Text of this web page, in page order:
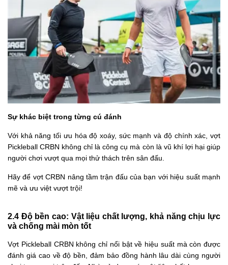
Sự khác biệt trong từng cú đánh
Với khả năng tối ưu hóa độ xoáy, sức mạnh và độ chính xác, vợt
Pickleball CRBN không chỉ là công cụ mà còn là vũ khí lợi hại giúp
người chơi vượt qua mọi thử thách trên sân đấu.
Hãy để vợt CRBN nâng tầm trận đấu của bạn với hiệu suất mạnh
mẽ và ưu việt vượt trội!
2.4 Độ bền cao: Vật liệu chất lượng, khả năng chịu lực
và chống mài mòn tốt
Vợt Pickleball CRBN không chỉ nổi bật về hiệu suất mà còn được
đánh giá cao về độ bền, đảm bảo đồng hành lâu dài cùng người